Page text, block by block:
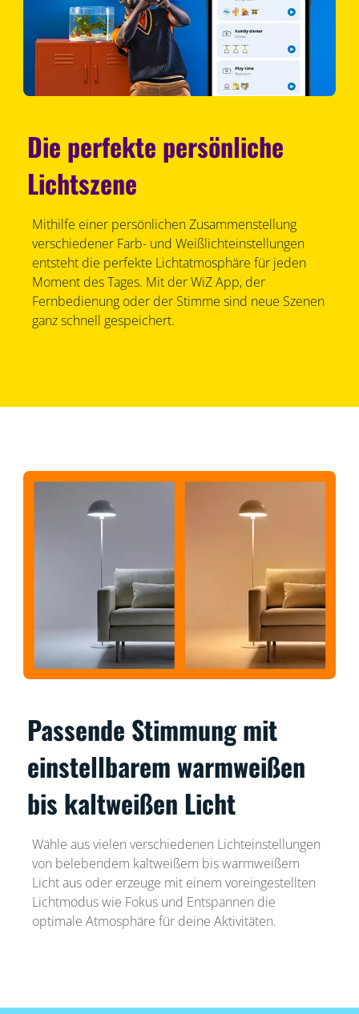
Die perfekte persönliche
Lichtszene
Mithilfe einer persönlichen Zusammenstellung
verschiedener Farb- und Weißlichteinstellungen
entsteht die perfekte Lichtatmosphäre für jeden
Moment des Tages. Mit der WiZ App, der
Fernbedienung oder der Stimme sind neue Szenen
ganz schnell gespeichert.
Passende Stimmung mit
einstellbarem warmweißen
bis kaltweißen Licht
Wähle aus vielen verschiedenen Lichteinstellungen
von belebendem kaltweißem bis warmweißem
Licht aus oder erzeuge mit einem voreingestellten
Lichtmodus wie Fokus und Entspannen die
optimale Atmosphäre für deine Aktivitäten.